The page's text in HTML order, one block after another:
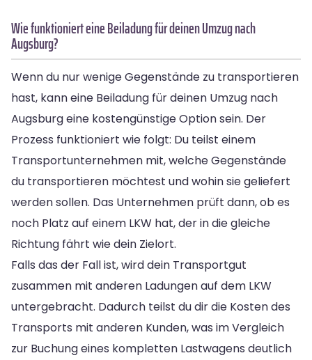
Wie funktioniert eine Beiladung für deinen Umzug nach
Augsburg?
Wenn du nur wenige Gegenstände zu transportieren
hast, kann eine Beiladung für deinen Umzug nach
Augsburg eine kostengünstige Option sein. Der
Prozess funktioniert wie folgt: Du teilst einem
Transportunternehmen mit, welche Gegenstände
du transportieren möchtest und wohin sie geliefert
werden sollen. Das Unternehmen prüft dann, ob es
noch Platz auf einem LKW hat, der in die gleiche
Richtung fährt wie dein Zielort.
Falls das der Fall ist, wird dein Transportgut
zusammen mit anderen Ladungen auf dem LKW
untergebracht. Dadurch teilst du dir die Kosten des
Transports mit anderen Kunden, was im Vergleich
zur Buchung eines kompletten Lastwagens deutlich